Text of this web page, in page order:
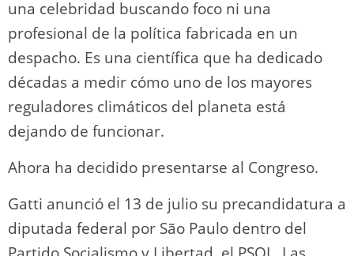
una celebridad buscando foco ni una
profesional de la política fabricada en un
despacho. Es una científica que ha dedicado
décadas a medir cómo uno de los mayores
reguladores climáticos del planeta está
dejando de funcionar.
Ahora ha decidido presentarse al Congreso.
Gatti anunció el 13 de julio su precandidatura a
diputada federal por São Paulo dentro del